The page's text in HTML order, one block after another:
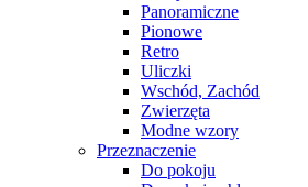
Panoramiczne
Pionowe
Retro
Uliczki
Wschód, Zachód
Zwierzęta
Modne wzory
Przeznaczenie
Do pokoju